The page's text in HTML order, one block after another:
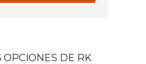
OPCIONES DE RK